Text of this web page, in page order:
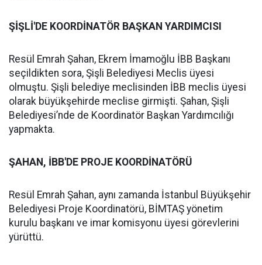
ŞİŞLİ'DE KOORDİNATÖR BAŞKAN YARDIMCISI
Resül Emrah Şahan, Ekrem İmamoğlu İBB Başkanı
seçildikten sora, Şişli Belediyesi Meclis üyesi
olmuştu. Şişli belediye meclisinden İBB meclis üyesi
olarak büyükşehirde meclise girmişti. Şahan, Şişli
Belediyesi’nde de Koordinatör Başkan Yardımcılığı
yapmakta.
ŞAHAN, İBB'DE PROJE KOORDİNATÖRÜ
Resül Emrah Şahan, aynı zamanda İstanbul Büyükşehir
Belediyesi Proje Koordinatörü, BİMTAŞ yönetim
kurulu başkanı ve imar komisyonu üyesi görevlerini
yürüttü.